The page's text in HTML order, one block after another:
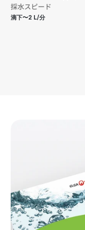
採水スピード
滴下〜2 L/分